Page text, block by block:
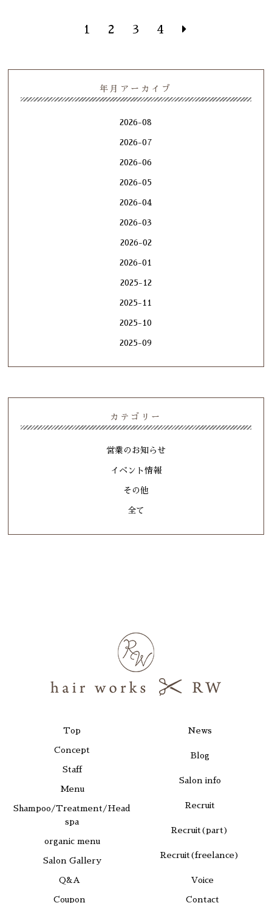
1 2 3 4
年月アーカイブ
2026-08
2026-07
2026-06
2026-05
2026-04
2026-03
2026-02
2026-01
2025-12
2025-11
2025-10
2025-09
カテゴリー
営業のお知らせ
イベント情報
その他
全て
Top
Concept
Staff
Menu
Shampoo/Treatment/Head
spa
organic menu
Salon Gallery
News
Blog
Salon info
Recruit
Recruit(part)
Recruit(freelance)
Q&A Voice
Coupon Contact